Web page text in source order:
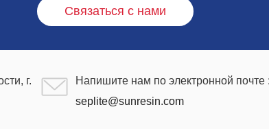
Связаться с нами
г.
Напишите нам по электронной почте :
seplite@sunresin.com